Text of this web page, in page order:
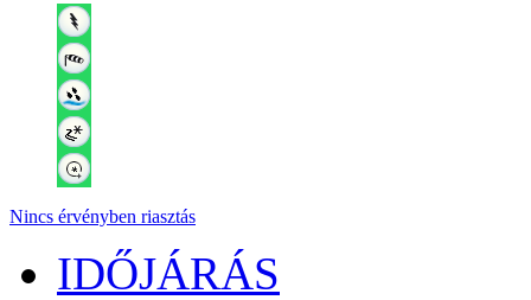
Nincs érvényben riasztás
IDŐJÁRÁS